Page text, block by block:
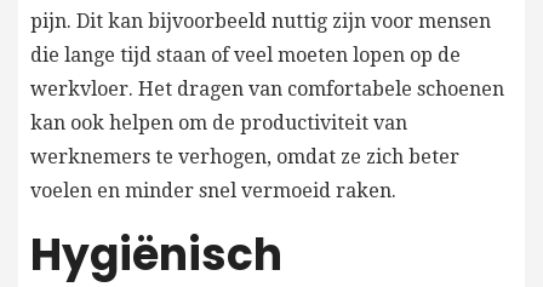
pijn. Dit kan bijvoorbeeld nuttig zijn voor mensen
die lange tijd staan of veel moeten lopen op de
werkvloer. Het dragen van comfortabele schoenen
kan ook helpen om de productiviteit van
werknemers te verhogen, omdat ze zich beter
voelen en minder snel vermoeid raken.
Hygiënisch